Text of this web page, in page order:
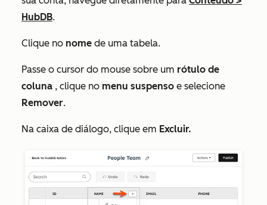
HubDB.
Clique no nome de uma tabela.
Passe o cursor do mouse sobre um rótulo de
coluna , clique no menu suspenso e selecione
Remover.
Na caixa de diálogo, clique em Excluir.